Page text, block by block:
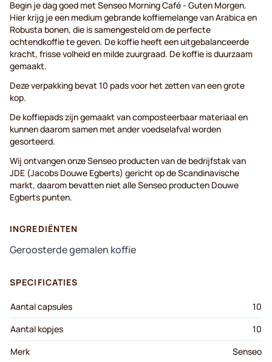
Begin je dag goed met Senseo Morning Café - Guten Morgen.
Hier krijg je een medium gebrande koffiemelange van Arabica en
Robusta bonen, die is samengesteld om de perfecte
ochtendkoffie te geven. De koffie heeft een uitgebalanceerde
kracht, frisse volheid en milde zuurgraad. De koffie is duurzaam
gemaakt.
Deze verpakking bevat 10 pads voor het zetten van een grote
kop.
De koffiepads zijn gemaakt van composteerbaar materiaal en
kunnen daarom samen met ander voedselafval worden
gesorteerd.
Wij ontvangen onze Senseo producten van de bedrijfstak van
JDE (Jacobs Douwe Egberts) gericht op de Scandinavische
markt, daarom bevatten niet alle Senseo producten Douwe
Egberts punten.
INGREDIËNTEN
Geroosterde gemalen koffie
SPECIFICATIES
Aantal capsules
10
Aantal kopjes
10
Merk
Senseo